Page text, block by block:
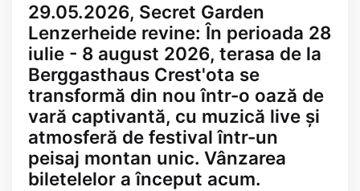
29.05.2026, Secret Garden
Lenzerheide revine: În perioada 28
iulie - 8 august 2026, terasa de la
Berggasthaus Crest'ota se
transformă din nou într-o oază de
vară captivantă, cu muzică live și
atmosferă de festival într-un
peisaj montan unic. Vânzarea
biletelelor a început acum.